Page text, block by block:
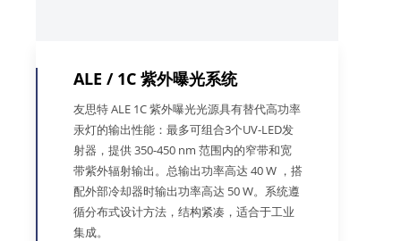
ALE / 1C 紫外曝光系统
友思特 ALE 1C 紫外曝光光源具有替代高功率
汞灯的输出性能：最多可组合3个UV-LED发
射器，提供 350-450 nm 范围内的窄带和宽
带紫外辐射输出。总输出功率高达 40 W ，搭
配外部冷却器时输出功率高达 50 W。系统遵
循分布式设计方法，结构紧凑，适合于工业
集成。